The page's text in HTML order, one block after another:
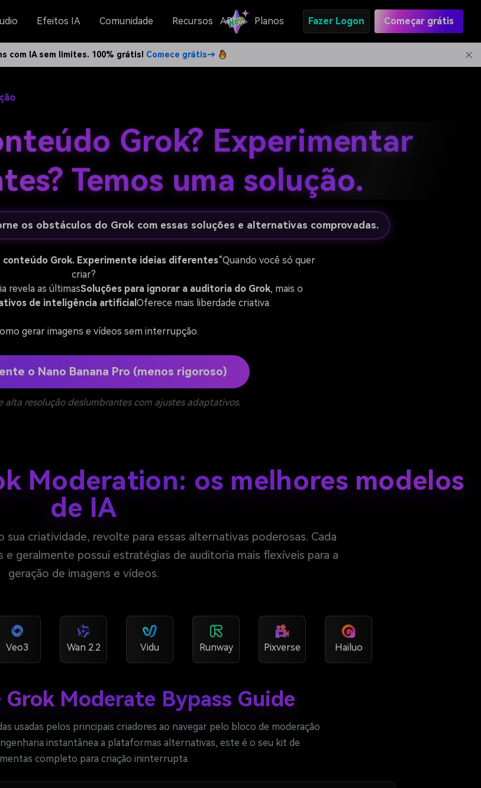
Efeitos IA Comunidade Recursos API Planos Fazer Logon Começar grátis
com IA sem limites. 100% grátis! Comece grátis→
Grok? Experimentar
Temos uma solução.
os obstáculos do Grok com essas soluções e alternativas comprovadas.
conteúdo Grok. Experimente ideias diferentes“Quando você só quer
criar?
revela as últimasSoluções para ignorar a auditoria do Grok, mais o
de inteligência artificial Oferece mais liberdade criativa.
gerar imagens e vídeos sem interrupção.
o Nano Banana Pro (menos rigoroso)
alta resolução deslumbrantes com ajustes adaptativos.
Moderation: os melhores modelos
de IA
criatividade, revolte para essas alternativas poderosas. Cada
geralmente possui estratégias de auditoria mais flexíveis para a
geração de imagens e vídeos.
Veo3 Wan 2.2 Vidu Runway Pixverse Hailuo
Moderate Bypass Guide
usadas pelos principais criadores ao navegar pelo bloco de moderação
instantânea a plataformas alternativas, este é o seu kit de
completo para criação ininterrupta.